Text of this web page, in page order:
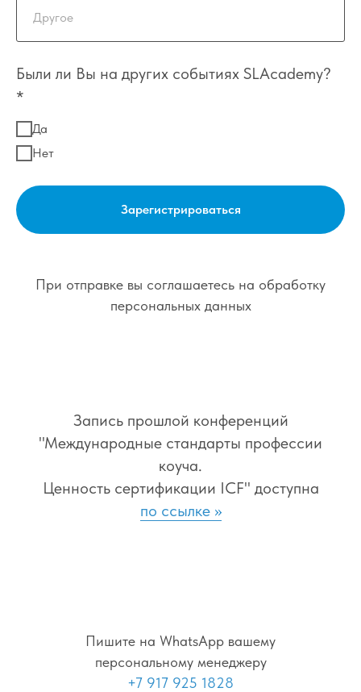
Были ли Вы на других событиях SLAcademy?
*
Да
Нет
Зарегистрироваться
При отправке вы соглашаетесь на обработку
персональных данных
Запись прошлой конференций
"Международные стандарты профессии
коуча.
Ценность сертификации ICF" доступна
по ссылке >>
Пишите на WhatsApp вашему
персональному менеджеру
+7 917 925 1828